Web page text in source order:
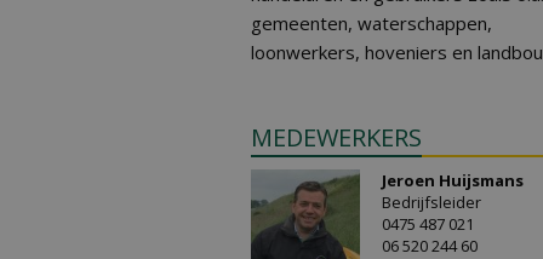
gemeenten, waterschappen,
loonwerkers, hoveniers en
MEDEWERKERS
Jeroen Huijsmans
Bedrijfsleider
0475 487 021
06 520 244 60